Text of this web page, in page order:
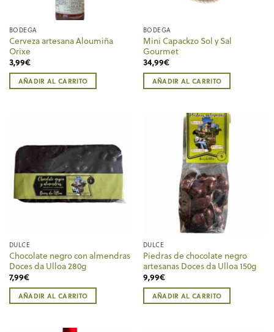
BODEGA
Cerveza artesana Aloumiña
Orixe
3,99€
AÑADIR AL CARRITO
BODEGA
Mini Capackzo Sol y Sal
Gourmet
34,99€
AÑADIR AL CARRITO
DULCE
Chocolate negro con almendras
Doces da Ulloa 280g
7,99€
AÑADIR AL CARRITO
DULCE
Piedras de chocolate negro
artesanas Doces da Ulloa 150g
9,99€
AÑADIR AL CARRITO